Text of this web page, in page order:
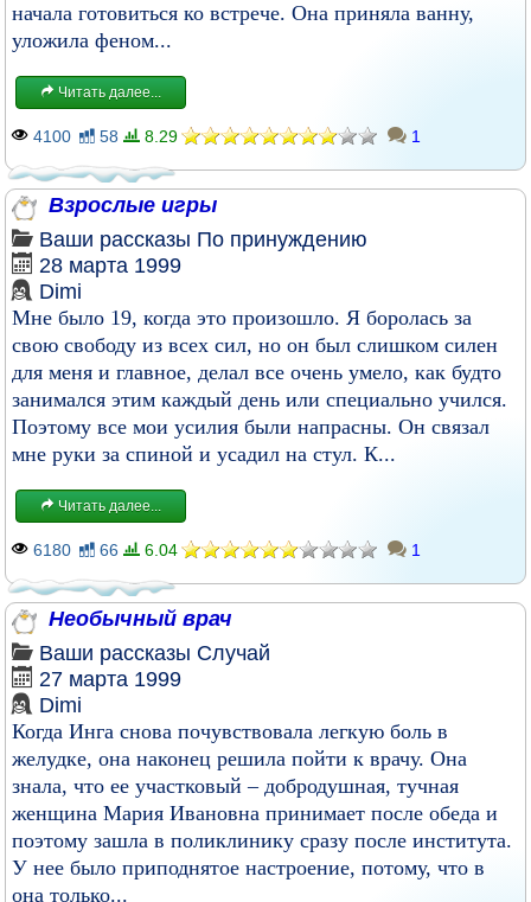
начала готовиться ко встрече. Она приняла ванну,
уложила феном...
Читать далее...
4100 58 8.29 1
Взрослые игры
Ваши рассказы По принуждению
28 марта 1999
Dimi
Мне было 19, когда это произошло. Я боролась за
свою свободу из всех сил, но он был слишком силен
для меня и главное, делал все очень умело, как будто
занимался этим каждый день или специально учился.
Поэтому все мои усилия были напрасны. Он связал
мне руки за спиной и усадил на стул. К...
Читать далее...
6180 66 6.04 1
Необычный врач
Ваши рассказы Случай
27 марта 1999
Dimi
Когда Инга снова почувствовала легкую боль в
желудке, она наконец решила пойти к врачу. Она
знала, что ее участковый – добродушная, тучная
женщина Мария Ивановна принимает после обеда и
поэтому зашла в поликлинику сразу после института.
У нее было приподнятое настроение, потому, что в
она только...